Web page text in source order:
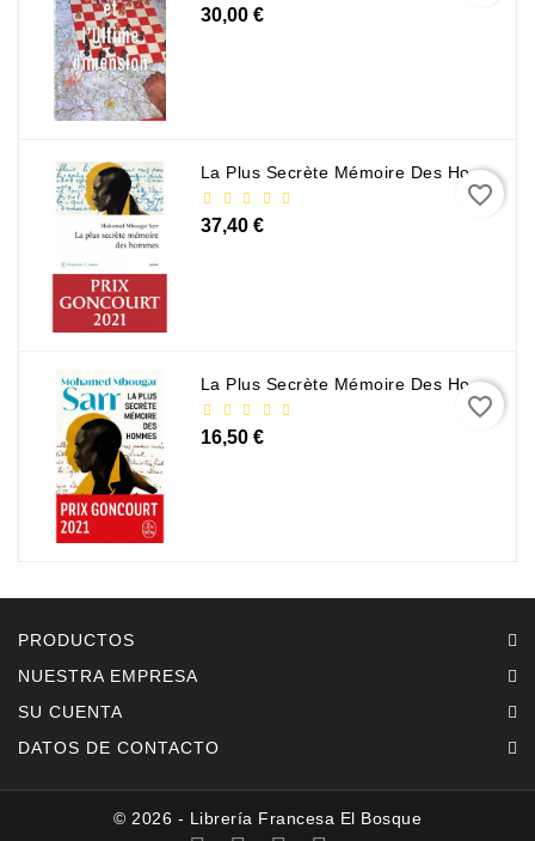
30,00 €
La Plus Secrète Mémoire Des Hommes - Mohamed Mbougar Sarr
37,40 €
favorite_border
La Plus Secrète Mémoire Des Hommes - Mohamed Mbougar Sarr
16,50 €
favorite_border
PRODUCTOS
NUESTRA EMPRESA
SU CUENTA
DATOS DE CONTACTO
© 2026 - Librería Francesa El Bosque